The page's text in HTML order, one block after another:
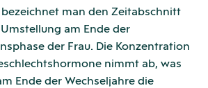
bezeichnet man den Zeitabschnitt
am Ende der
der Frau. Die Konzentration
nimmt ab, was
Ende der Wechseljahre die